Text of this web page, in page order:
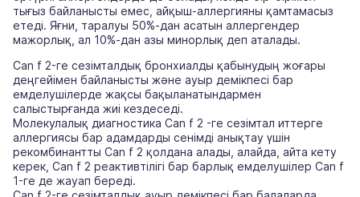
тығыз байланысты емес, айқыш-аллергияны қамтамасыз
етеді. Яғни, таралуы 50%-дан асатын аллергендер
мажорлық, ал 10%-дан азы минорлық деп аталады.
Can f 2-ге сезімталдық бронхиалды қабынудың жоғары
деңгейімен байланысты және ауыр демікпесі бар
емделушілерде жақсы бақыланатындармен
салыстырғанда жиі кездеседі.
Молекулалық диагностика Can f 2 -ге сезімтал иттерге
аллергиясы бар адамдарды сенімді анықтау үшін
рекомбинантты Сan f 2 қолдана алады, алайда, айта кету
керек, Can f 2 реактивтілігі бар барлық емделушілер Can f
1-ге де жауап береді.